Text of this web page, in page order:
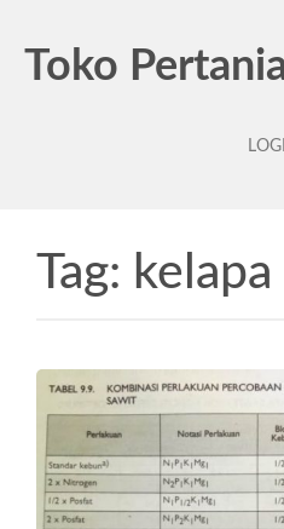
Toko
Tag: